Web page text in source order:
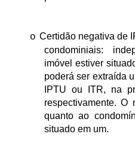
o Certidão negativa de
condominiais:
imóvel estiver
poderá ser extraída
IPTU ou ITR, na
respectivamente. O
quanto ao
situado em um.